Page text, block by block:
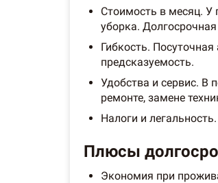
Стоимость в месяц. У
уборка.
Гибкость.
предсказуемость.
Удобства и сервис. В
ремонте, замене
Налоги и
Плюсы
Экономия при